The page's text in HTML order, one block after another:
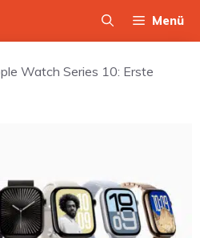
Menü
Watch Series 10: Erste